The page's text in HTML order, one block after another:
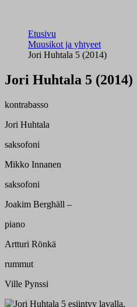
Etusivu
Muusikot ja yhtyeet
Jori Huhtala 5 (2014)
Jori Huhtala 5 (2014)
kontrabasso
Jori Huhtala
saksofoni
Mikko Innanen
saksofoni
Joakim Berghäll –
piano
Artturi Rönkä
rummut
Ville Pynssi